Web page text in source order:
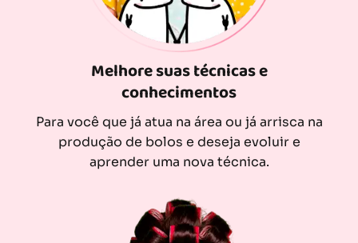
Melhore suas técnicas e
conhecimentos
Para você que já atua na área ou já arrisca na
produção de bolos e deseja evoluir e
aprender uma nova técnica.